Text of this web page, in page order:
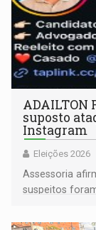
ADAILTON
suposto
Instagram
Eleições 2026
Assessoria
suspeitos
remover as